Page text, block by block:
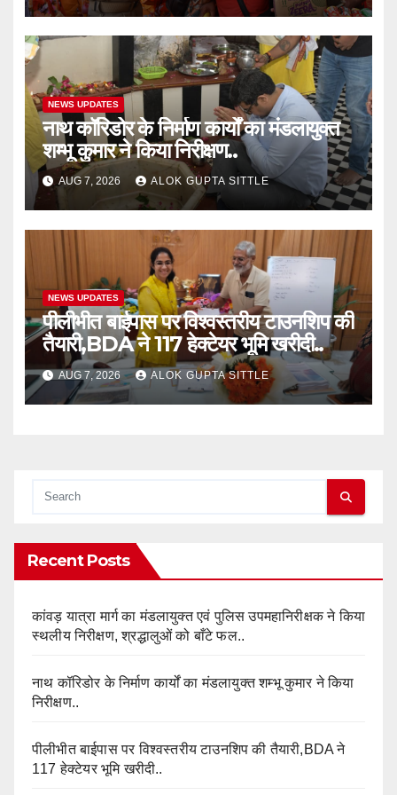
NEWS UPDATES
नाथ कॉरिडोर के निर्माण कार्यों का मंडलायुक्त
शम्भू कुमार ने किया निरीक्षण..
AUG 7, 2026 ALOK GUPTA SITTLE
NEWS UPDATES
पीलीभीत बाईपास पर विश्वस्तरीय टाउनशिप की
तैयारी,BDA ने 117 हेक्टेयर भूमि खरीदी..
AUG 7, 2026 ALOK GUPTA SITTLE
Recent Posts
कांवड़ यात्रा मार्ग का मंडलायुक्त एवं पुलिस उपमहानिरीक्षक ने किया
स्थलीय निरीक्षण, श्रद्धालुओं को बाँटे फल..
नाथ कॉरिडोर के निर्माण कार्यों का मंडलायुक्त शम्भू कुमार ने किया
निरीक्षण..
पीलीभीत बाईपास पर विश्वस्तरीय टाउनशिप की तैयारी,BDA ने
117 हेक्टेयर भूमि खरीदी..